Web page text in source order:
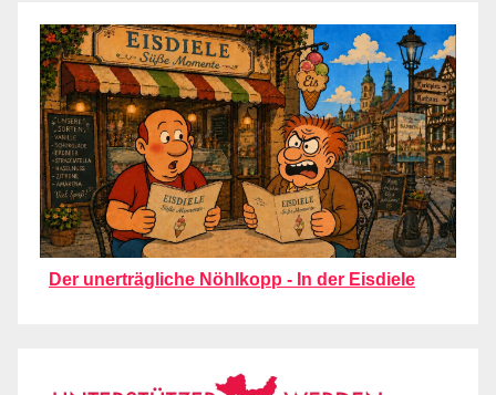
Der unerträgliche Nöhlkopp - In der Eisdiele